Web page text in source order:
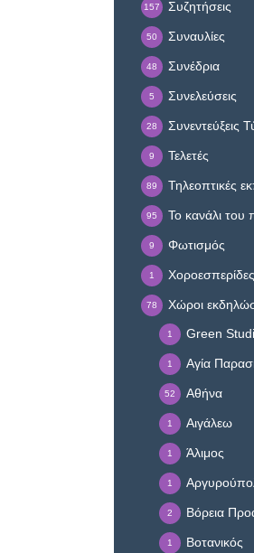
Συζητήσεις
157
Συναυλίες
50
Συνέδρια
48
Συνελεύσεις
5
Συνεντεύξεις
28
Τελετές
9
Τηλεοπτικές
89
Το κανάλι του
95
Φωτισμός
9
Χοροεσπερίδες
1
Χώροι
78
Green
1
Αγία
1
Αθήνα
52
Αιγάλεω
1
Άλιμος
1
1
Βόρεια
2
Βοτανικός
1